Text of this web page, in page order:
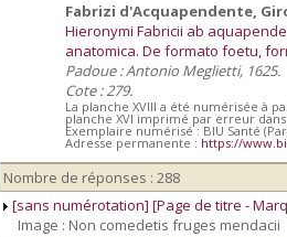
Fabrizi d'Acquapendente,
Hieronymi Fabricii ab
anatomica. De formato foetu,
Padoue : Antonio Meglietti, 1625.
Cote : 279.
La planche XVIII a été numérisée à
planche XVI imprimé par erreur
Exemplaire numérisé : BIU Santé
Adresse permanente : https://
Nombre de réponses : 288
[sans numérotation] [Page de titre -
Image : Non comedetis fruges mendacii